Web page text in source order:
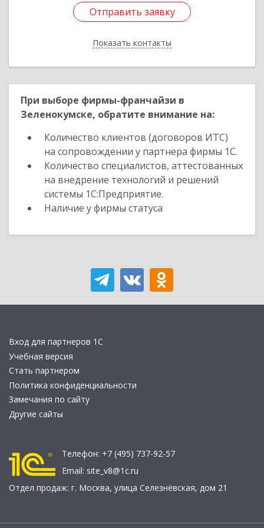
Отправить заявку
Показать контакты
Отправить заявку
Назад
При выборе фирмы-франчайзи в
Зеленокумске, обратите внимание на:
Количество клиентов (договоров ИТС)
на сопровождении у партнера фирмы 1С.
Количество специалистов, аттестованных
на внедрение технологий и решений
системы 1С:Предприятие.
Наличие у фирмы статуса
Вход для партнеров 1С
Учебная версия
Стать партнером
Политика конфиденциальности
Замечания по сайту
Другие сайты
Телефон: +7 (495) 737-92-57
Email: site_v8@1c.ru
Отдел продаж: г. Москва, улица Селезнёвская, дом 21